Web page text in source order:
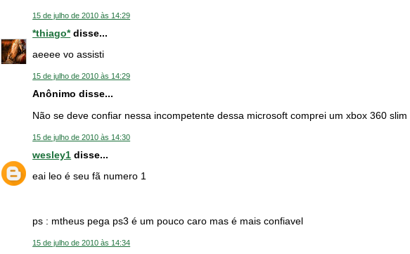
15 de julho de 2010 às 14:29
*thiago*disse...
aeeee vo assisti
15 de julho de 2010 às 14:29
Anônimo disse...
Não se deve confiar nessa incompetente dessa microsoft comprei um xbox 360
15 de julho de 2010 às 14:30
wesley1 disse...
eai leo é seu fã numero 1
ps : mtheus pega ps3 é um pouco caro mas é mais confiavel
15 de julho de 2010 às 14:34